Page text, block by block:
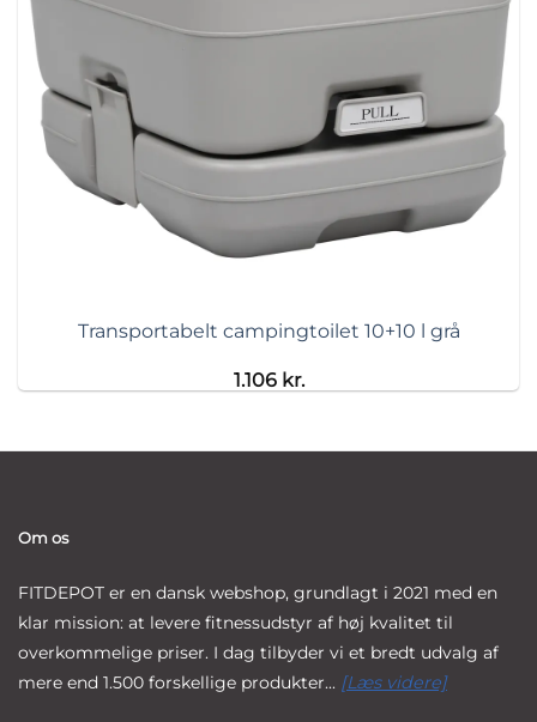
Transportabelt campingtoilet 10+10 l grå
1.106 kr.
Om os
FITDEPOT er en dansk webshop, grundlagt i 2021 med en
klar mission: at levere fitnessudstyr af høj kvalitet til
overkommelige priser. I dag tilbyder vi et bredt udvalg af
mere end 1.500 forskellige produkter... [Læs videre]